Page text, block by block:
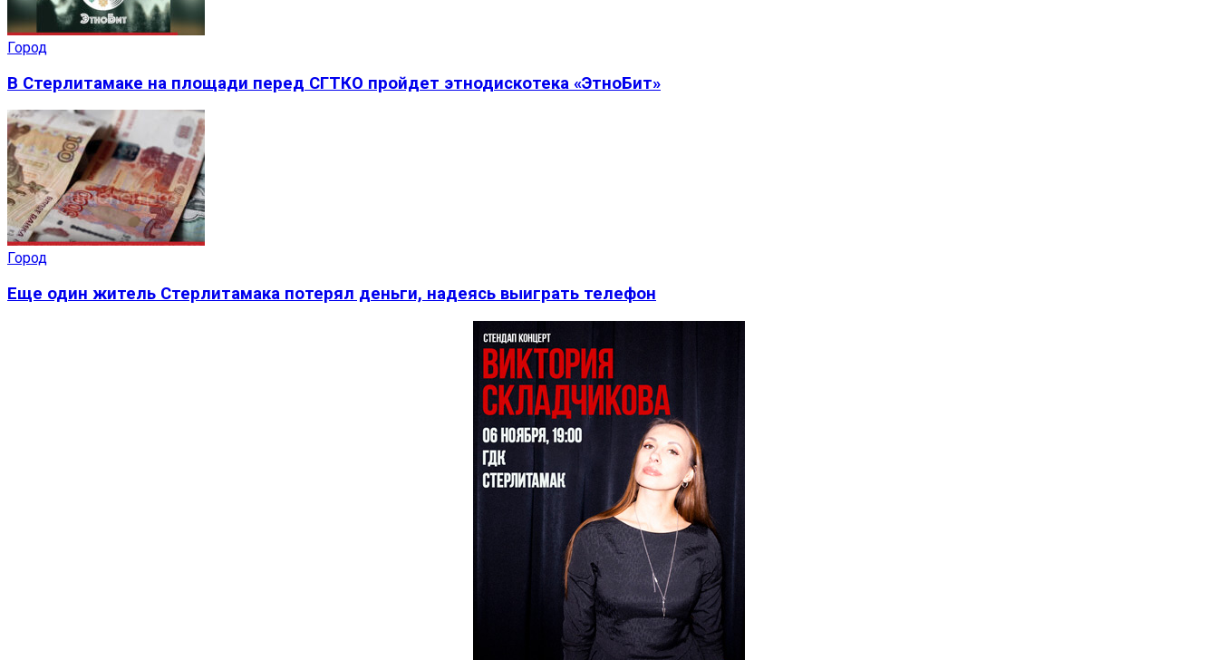
Город
В Стерлитамаке на площади перед СГТКО пройдет этнодискотека «ЭтноБит»
Город
Еще один житель Стерлитамака потерял деньги, надеясь выиграть телефон